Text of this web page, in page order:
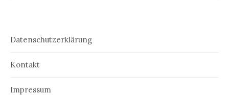
Datenschutzerklärung
Kontakt
Impressum